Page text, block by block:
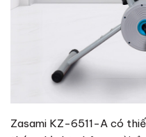
Zasami KZ-6511-A có